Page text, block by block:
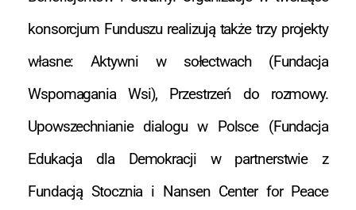
konsorcjum Funduszu realizują także trzy projekty
własne: Aktywni w sołectwach (Fundacja
Wspomagania Wsi), Przestrzeń do rozmowy.
Upowszechnianie dialogu w Polsce (Fundacja
Edukacja dla Demokracji w partnerstwie z
Fundacją Stocznia i Nansen Center for Peace